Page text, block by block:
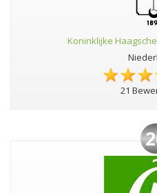
Koninklijke
21